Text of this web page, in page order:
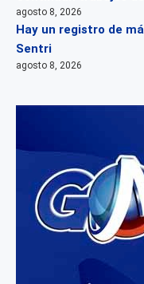
agosto 8, 2026
Hay un registro de
Sentri
agosto 8, 2026